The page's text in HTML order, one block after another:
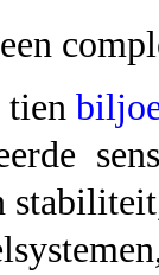
tien